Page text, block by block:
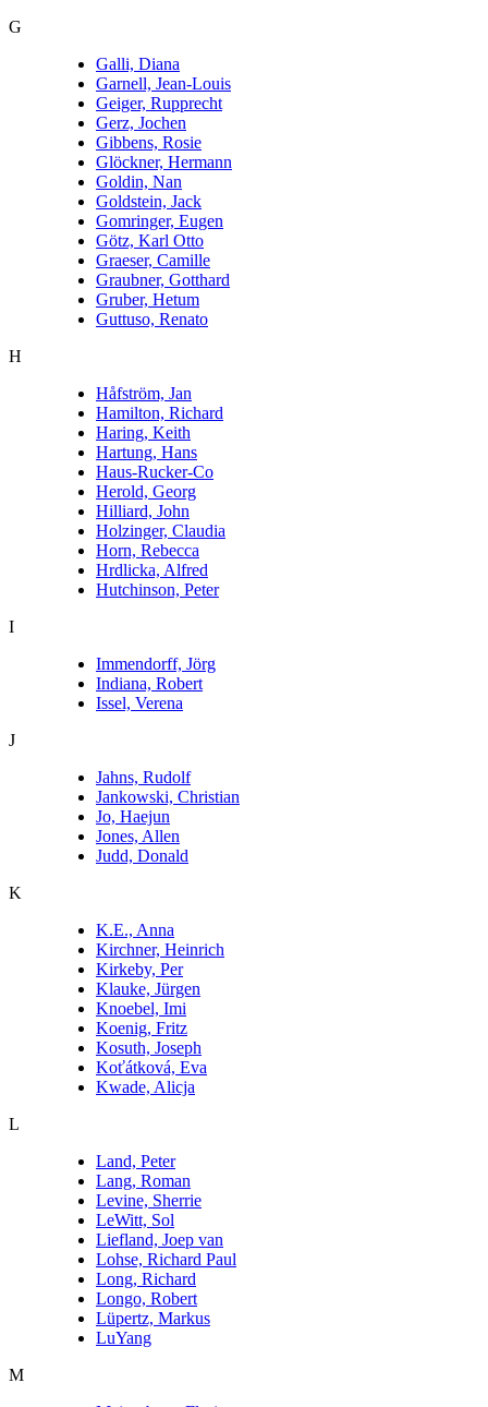
G
Galli, Diana
Garnell, Jean-Louis
Geiger, Rupprecht
Gerz, Jochen
Gibbens, Rosie
Glöckner, Hermann
Goldin, Nan
Goldstein, Jack
Gomringer, Eugen
Götz, Karl Otto
Graeser, Camille
Graubner, Gotthard
Gruber, Hetum
Guttuso, Renato
H
Håfström, Jan
Hamilton, Richard
Haring, Keith
Hartung, Hans
Haus-Rucker-Co
Herold, Georg
Hilliard, John
Holzinger, Claudia
Horn, Rebecca
Hrdlicka, Alfred
Hutchinson, Peter
I
Immendorff, Jörg
Indiana, Robert
Issel, Verena
J
Jahns, Rudolf
Jankowski, Christian
Jo, Haejun
Jones, Allen
Judd, Donald
K
K.E., Anna
Kirchner, Heinrich
Kirkeby, Per
Klauke, Jürgen
Knoebel, Imi
Koenig, Fritz
Kosuth, Joseph
Koťátková, Eva
Kwade, Alicja
L
Land, Peter
Lang, Roman
Levine, Sherrie
LeWitt, Sol
Liefland, Joep van
Lohse, Richard Paul
Long, Richard
Longo, Robert
Lüpertz, Markus
LuYang
M